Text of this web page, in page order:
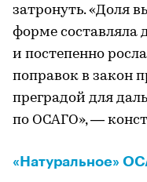
затронуть. «Доля
форме составляла
и постепенно
поправок в закон
преградой для
по ОСАГО», —
«Натуральное»